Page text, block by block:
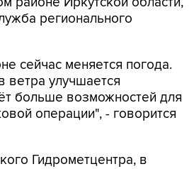
регионального
сейчас меняется погода.
улучшается
больше возможностей для
операции", - говорится
Гидрометцентра, в